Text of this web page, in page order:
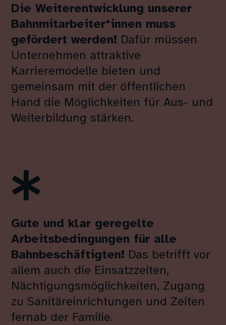
Die Weiterentwicklung unserer
Bahnmitarbeiter*innen muss
gefördert werden! Dafür müssen
Unternehmen attraktive
Karrieremodelle bieten und
gemeinsam mit der öffentlichen
Hand die Möglichkeiten für Aus- und
Weiterbildung stärken.

Gute und klar geregelte
Arbeitsbedingungen für alle
Bahnbeschäftigten! Das betrifft vor
allem auch die Einsatzzeiten,
Nächtigungsmöglichkeiten, Zugang
zu Sanitäreinrichtungen und Zeiten
fernab der Familie.